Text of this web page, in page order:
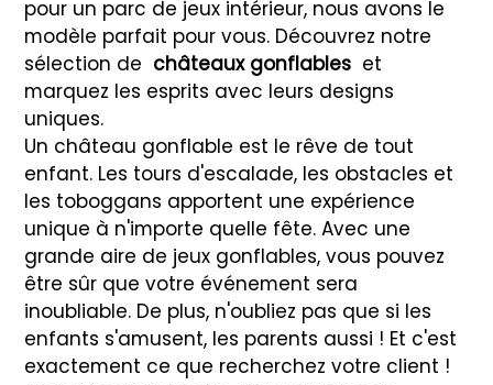
pour un parc de jeux intérieur, nous avons le
modèle parfait pour vous. Découvrez notre
sélection de châteaux gonflables et
marquez les esprits avec leurs designs
uniques.
Un château gonflable est le rêve de tout
enfant. Les tours d'escalade, les obstacles et
les toboggans apportent une expérience
unique à n'importe quelle fête. Avec une
grande aire de jeux gonflables, vous pouvez
être sûr que votre événement sera
inoubliable. De plus, n'oubliez pas que si les
enfants s'amusent, les parents aussi ! Et c'est
exactement ce que recherchez votre client !